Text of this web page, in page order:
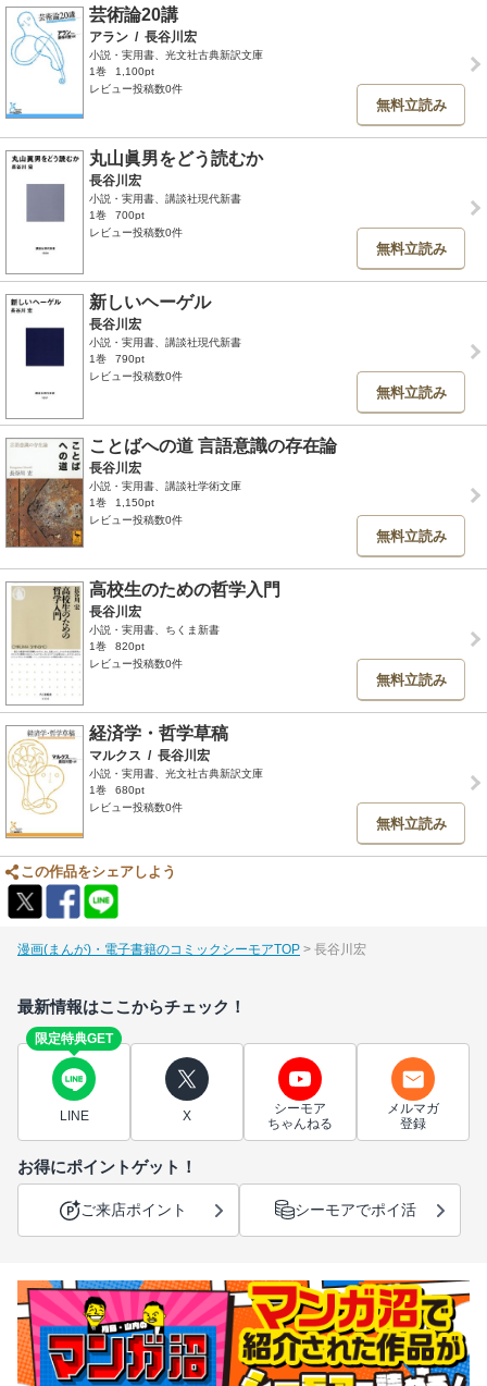
芸術論20講
アラン / 長谷川宏
小説・実用書、光文社古典新訳文庫
1巻
1,100pt
レビュー投稿数0件
無料立読み
丸山眞男をどう読むか
長谷川宏
小説・実用書、講談社現代新書
1巻
700pt
レビュー投稿数0件
無料立読み
新しいヘーゲル
長谷川宏
小説・実用書、講談社現代新書
1巻
790pt
レビュー投稿数0件
無料立読み
ことばへの道 言語意識の存在論
長谷川宏
小説・実用書、講談社学術文庫
1巻
1,150pt
レビュー投稿数0件
無料立読み
高校生のための哲学入門
長谷川宏
小説・実用書、ちくま新書
1巻
820pt
レビュー投稿数0件
無料立読み
経済学・哲学草稿
マルクス / 長谷川宏
小説・実用書、光文社古典新訳文庫
1巻
680pt
レビュー投稿数0件
無料立読み
この作品をシェアしよう
漫画(まんが)・電子書籍のコミックシーモアTOP 長谷川宏
最新情報はここからチェック！
限定特典GET
LINE X
シーモア
ちゃんねる
メルマガ
登録
お得にポイントゲット！
ご来店ポイント シーモアでポイ活